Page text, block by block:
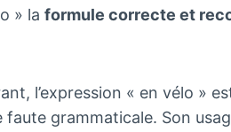
» la formule correcte et
l’expression « en vélo »
grammaticale. Son